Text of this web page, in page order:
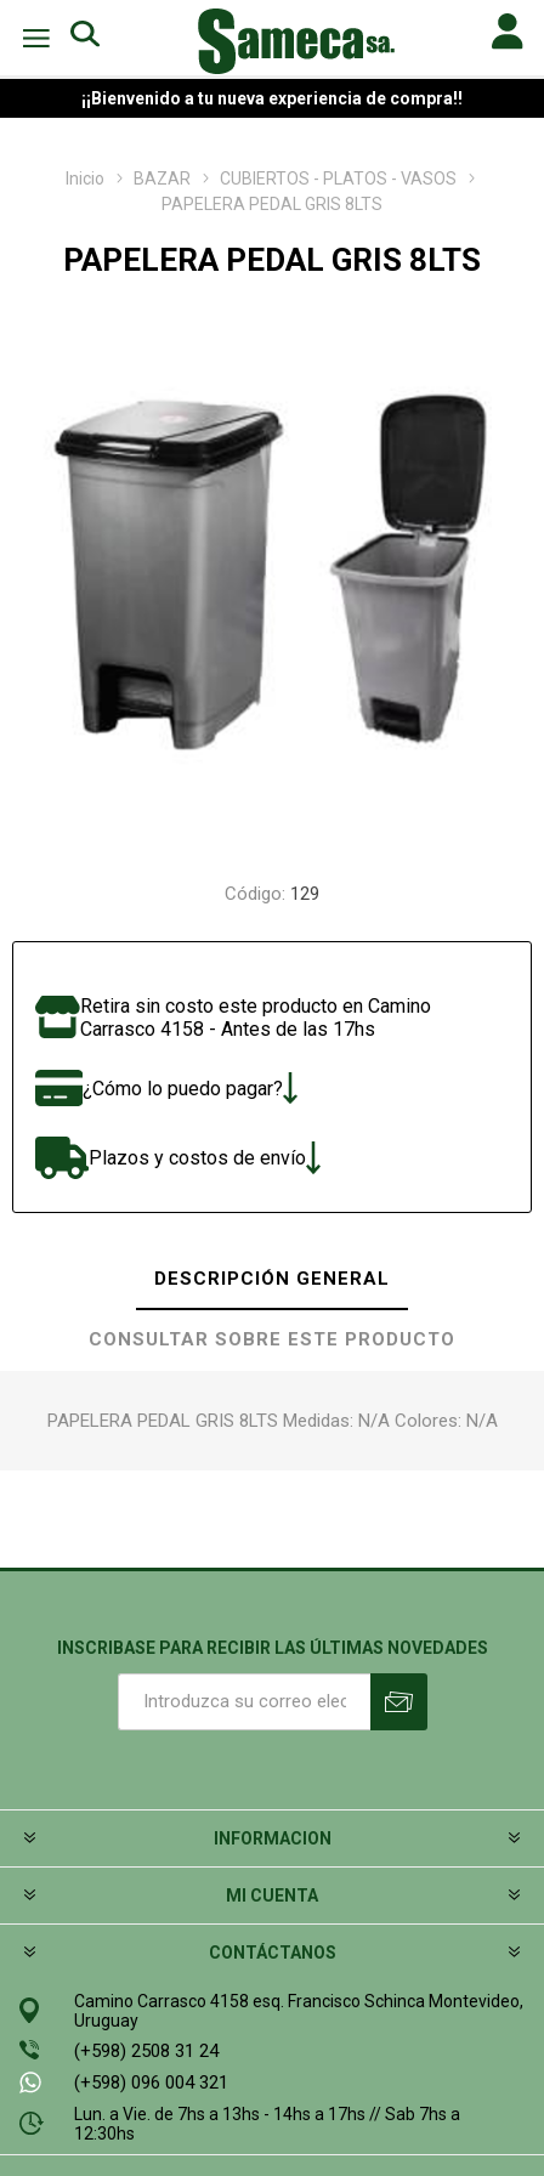
¡¡Bienvenido a tu nueva experiencia de compra!!
Inicio BAZAR
CUBIERTOS - PLATOS - VASOS
PAPELERA PEDAL GRIS 8LTS
PAPELERA PEDAL GRIS 8LTS
Código: 129
Retira sin costo este producto en Camino
Carrasco 4158 - Antes de las 17hs
¿Cómo lo puedo pagar?
Plazos y costos de envío
DESCRIPCIÓN GENERAL
CONSULTAR SOBRE ESTE PRODUCTO
PAPELERA PEDAL GRIS 8LTS Medidas: N/A Colores: N/A
INSCRIBASE PARA RECIBIR LAS ÚLTIMAS NOVEDADES
INFORMACION
MI CUENTA
CONTÁCTANOS
Camino Carrasco 4158 esq. Francisco Schinca Montevideo,
Uruguay
(+598) 2508 31 24
(+598) 096 004 321
Lun. a Vie. de 7hs a 13hs - 14hs a 17hs // Sab 7hs a
12:30hs